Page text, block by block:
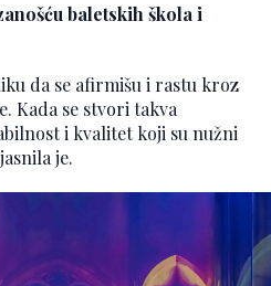
baletskih škola i
da se afirmišu i rastu kroz
Kada se stvori takva
i kvalitet koji su nužni
je.